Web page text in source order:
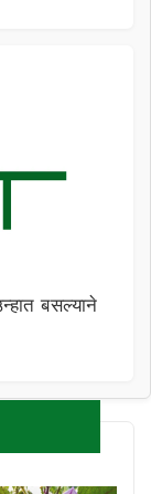
बसल्याने